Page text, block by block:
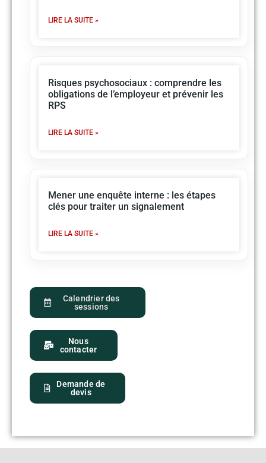
LIRE LA SUITE »
Risques psychosociaux : comprendre les
obligations de l’employeur et prévenir les
RPS
LIRE LA SUITE »
Mener une enquête interne : les étapes
clés pour traiter un signalement
LIRE LA SUITE »
Demande de
devis
Calendrier des
sessions
Nous
contacter